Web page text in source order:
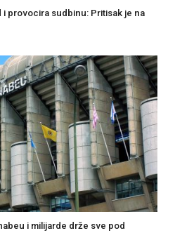
i provocira sudbinu: Pritisak je na
i milijarde drže sve pod